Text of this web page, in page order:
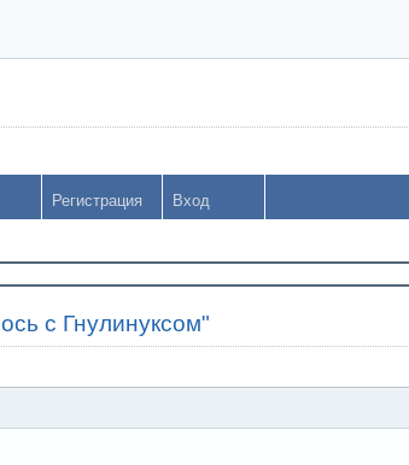
Регистрация Вход
с Гнулинуксом"